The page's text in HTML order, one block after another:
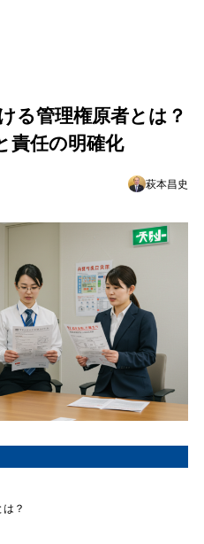
る管理権原者とは？
責任の明確化
萩本昌史
？